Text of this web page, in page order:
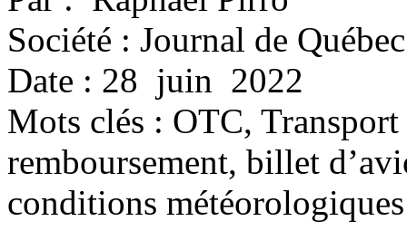
Société : Journal de Québec
Date : 28 juin 2022
Mots clés : OTC,
remboursement, billet
conditions météorologiques